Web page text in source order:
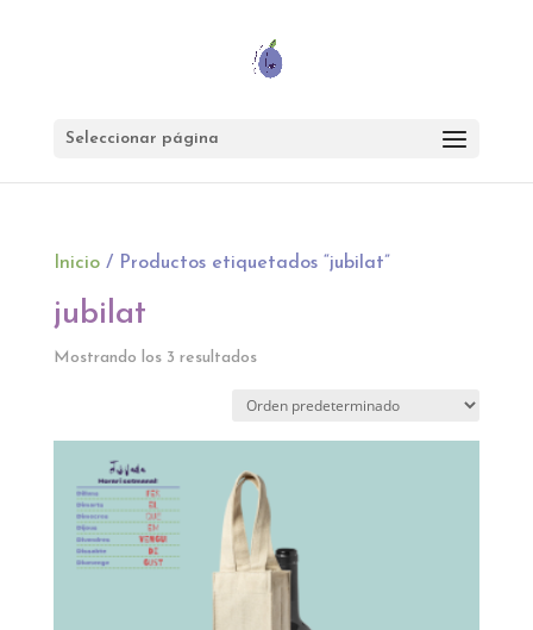
Seleccionar página
Inicio/ Productos etiquetados “jubilat”
jubilat
Mostrando los 3 resultados